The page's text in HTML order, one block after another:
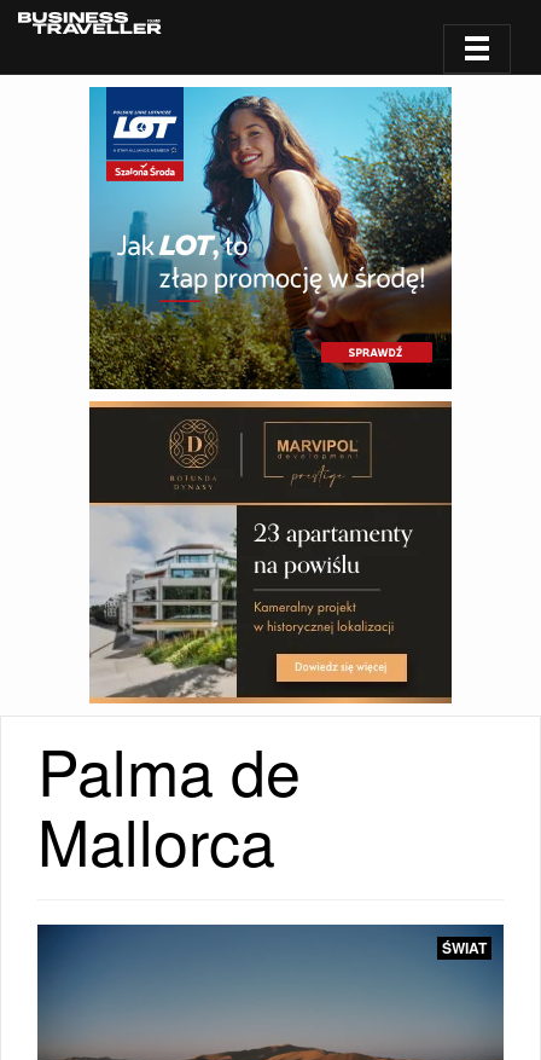
Palma de
Mallorca
ŚWIAT